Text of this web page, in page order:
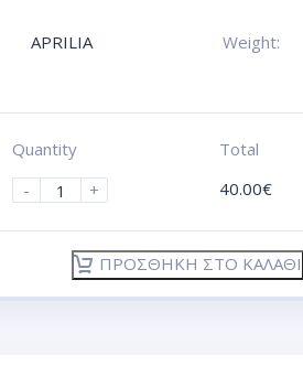
APRILIA Weight:
Quantity
-
+
Total
40.00€
ΠΡΟΣΘΉΚΗ ΣΤΟ ΚΑΛΆΘΙ